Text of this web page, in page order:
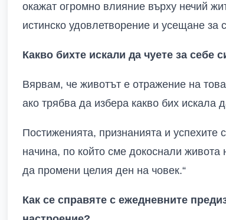
окажат огромно влияние върху нечий
истинско удовлетворение и усещане за
Какво бихте искали да чуете за себе
Вярвам, че животът е отражение на
ако трябва да избера какво бих искала
Постиженията, признанията и успехите
начина, по който сме докоснали
да промени целия ден на човек.“
Как се справяте с ежедневните